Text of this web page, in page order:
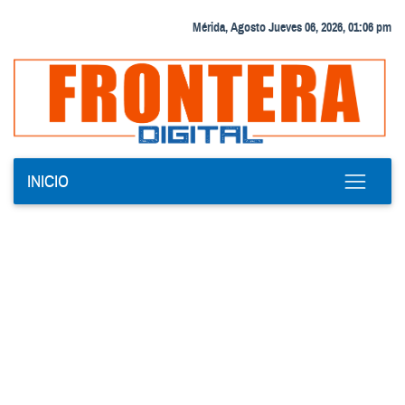
Mérida, Agosto Jueves 06, 2026, 01:06 pm
INICIO